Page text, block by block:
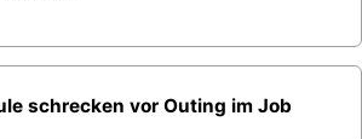
schrecken vor Outing im Job